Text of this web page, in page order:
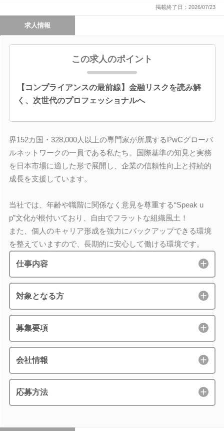
掲載終了日：2026/07/23
求人情報
この求人のポイント
【コンプライアンスの最前線】金融リスクを読み解
く、次世代のプロフェッショナルへ
界152カ国・328,000人以上の専門家が所属するPwCグローバ
ルネットワークの一員である私たち。国際基準の知見と実務
を日本市場に適した形で展開し、企業の信頼性向上と持続的
成長を支援しています。
当社では、年齢や職階に関係なく意見を尊重する“Speak u
p”文化が根付いており、自由でフラットな組織風土！
また、個人のキャリア形成を強力にバックアップできる環境
を整えていますので、長期的に安心して働ける環境です。
仕事内容
対象となる方
募集要項
会社情報
応募方法